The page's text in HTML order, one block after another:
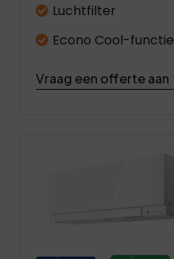
Luchtfilter
Econo Cool-functie
Vraag een offerte aan